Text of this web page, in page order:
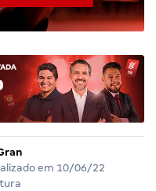
em 10/06/22